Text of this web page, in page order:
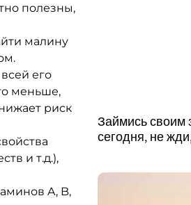
полезны,
малину
его
меньше,
риск
и т.д.),
A, B,
Займись своим
сегодня, не